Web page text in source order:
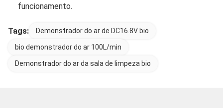
funcionamento.
Tags: Demonstrador do ar de DC16.8V bio
bio demonstrador do ar 100L/min
Demonstrador do ar da sala de limpeza bio